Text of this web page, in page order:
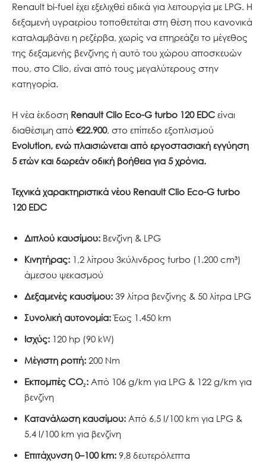
Renault bi-fuel έχει εξελιχθεί ειδικά για λειτουργία με LPG. Η
δεξαμενή υγραερίου τοποθετείται στη θέση που κανονικά
καταλαμβάνει η ρεζέρβα, χωρίς να επηρεάζει το μέγεθος
της δεξαμενής βενζίνης ή αυτό του χώρου αποσκευών
που, στο Clio, είναι από τους μεγαλύτερους στην
κατηγορία.
Η νέα έκδοση Renault Clio Eco-G turbo 120 EDC είναι
διαθέσιμη από €22.900, στο επίπεδο εξοπλισμού
Evolution, ενώ πλαισιώνεται από εργοστασιακή εγγύηση
5 ετών και δωρεάν οδική βοήθεια για 5 χρόνια.
Τεχνικά χαρακτηριστικά νέου Renault Clio Eco-G turbo
120 EDC
Διπλού καυσίμου: Βενζίνη & LPG
Κινητήρας: 1,2 λίτρου 3κύλινδρος turbo (1.200 cm³)
άμεσου ψεκασμού
Δεξαμενές καυσίμου: 39 λίτρα βενζίνης & 50 λίτρα LPG
Συνολική αυτονομία:Έως 1.450 km
Ισχύς: 120 hp (90 kW)
Μέγιστη ροπή: 200 Nm
Εκπομπές CO₂: Από 106 g/km για LPG & 122 g/km για
βενζίνη
Κατανάλωση καυσίμου: Από 6,5 l/100 km για LPG &
5,4 l/100 km για βενζίνη
Επιτάχυνση 0–100 km: 9,8 δευτερόλεπτα